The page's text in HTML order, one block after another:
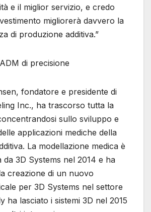
e il miglior servizio, e credo
migliorerà davvero la
di produzione additiva.”
di precisione
fondatore e presidente di
Inc., ha trascorso tutta la
sullo sviluppo e
applicazioni mediche della
La modellazione medica è
da 3D Systems nel 2014 e ha
creazione di un nuovo
per 3D Systems nel settore
ha lasciato i sistemi 3D nel 2015